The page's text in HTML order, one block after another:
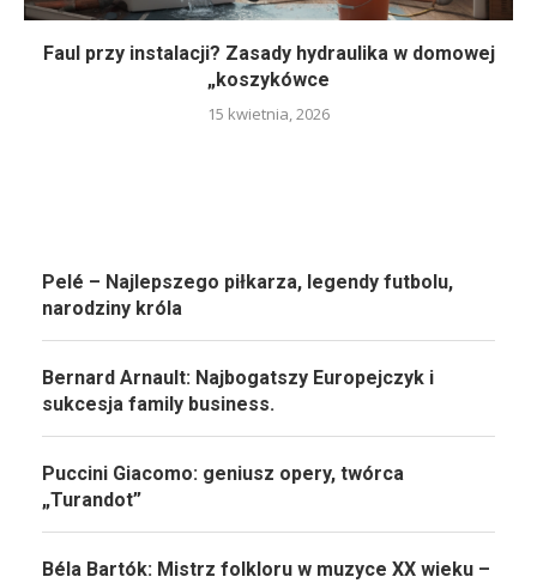
Faul przy instalacji? Zasady hydraulika w domowej
„koszykówce
15 kwietnia, 2026
Pelé – Najlepszego piłkarza, legendy futbolu,
narodziny króla
Bernard Arnault: Najbogatszy Europejczyk i
sukcesja family business.
Puccini Giacomo: geniusz opery, twórca
„Turandot”
Béla Bartók: Mistrz folkloru w muzyce XX wieku –